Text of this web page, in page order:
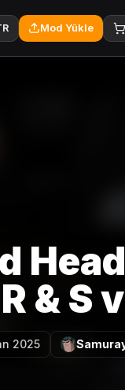
Mod Yükle
& S
2025